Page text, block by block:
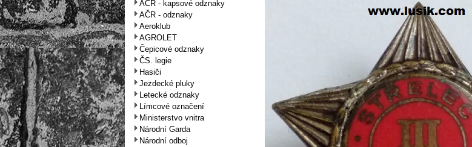
AČR - kapsové odznaky
AČR - odznaky
Aeroklub
AGROLET
Čepicové odznaky
ČS. legie
Hasiči
Jezdecké pluky
Letecké odznaky
Límcové označení
Ministerstvo vnitra
Národní Garda
Národní odboj